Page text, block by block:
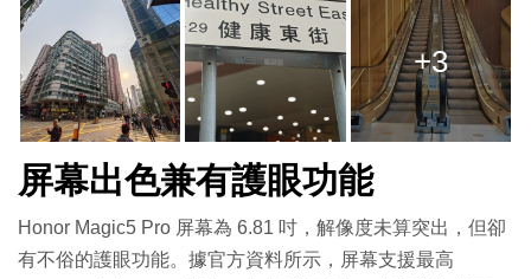
+3
屏幕出色兼有護眼功能
Honor Magic5 Pro 屏幕為 6.81 吋，解像度未算突出，但卻
有不俗的護眼功能。據官方資料所示，屏幕支援最高